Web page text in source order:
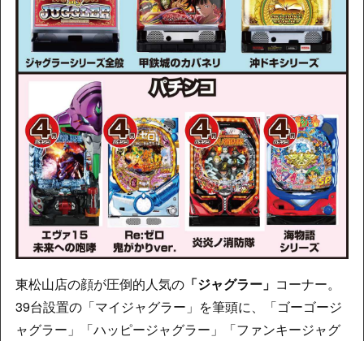
東松山店の顔が圧倒的人気の「ジャグラー」 コーナー。
39台設置の「マイジャグラー」を筆頭に、「ゴーゴージ
ャグラー」「ハッピージャグラー」「ファンキージャグ